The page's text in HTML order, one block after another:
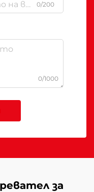
0/200
0/1000
за